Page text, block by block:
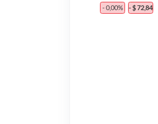
- 0,00% - $ 72,84